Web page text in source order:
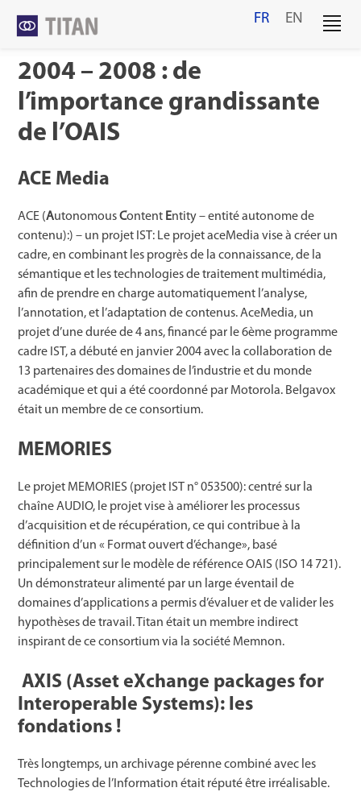
FR EN
2004 – 2008 : de
l’importance grandissante
de l’OAIS
ACE Media
ACE (AutonomousContent Entity – entité autonome de
contenu):) – un projet IST: Le projet aceMedia vise à créer un
cadre, en combinant les progrès de la connaissance, de la
sémantique et les technologies de traitement multimédia,
afin de prendre en charge automatiquement l’analyse,
l’annotation, et l’adaptation de contenus. AceMedia, un
projet d’une durée de 4 ans, financé par le 6ème programme
cadre IST, a débuté en janvier 2004 avec la collaboration de
13 partenaires des domaines de l’industrie et du monde
académique et qui a été coordonné par Motorola. Belgavox
était un membre de ce consortium.
MEMORIES
Le projet MEMORIES (projet IST n° 053500): centré sur la
chaîne AUDIO, le projet vise à améliorer les processus
d’acquisition et de récupération, ce qui contribue à la
définition d’un « Format ouvert d’échange», basé
principalement sur le modèle de référence OAIS (ISO 14 721).
Un démonstrateur alimenté par un large éventail de
domaines d’applications a permis d’évaluer et de valider les
hypothèses de travail. Titan était un membre indirect
inspirant de ce consortium via la société Memnon.
AXIS (Asset eXchange packages for
Interoperable Systems): les
fondations !
Très longtemps, un archivage pérenne combiné avec les
Technologies de l’Information était réputé être irréalisable.